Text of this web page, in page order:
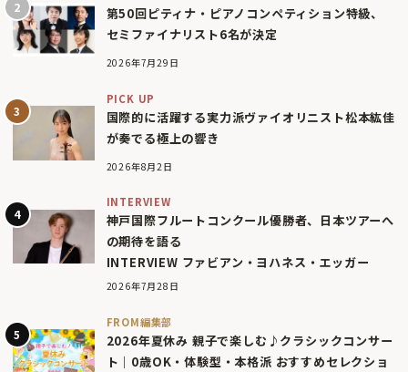
第50回ピティナ・ピアノコンペティション特級、
セミファイナリスト6名が決定
2026年7月29日
PICK UP
国際的に活躍する実力派ヴァイオリニスト松本紘佳
が奏でる極上の響き
2026年8月2日
INTERVIEW
神戸国際フルートコンクール優勝者、日本ツアーへ
の期待を語る
INTERVIEW ファビアン・ヨハネス・エッガー
2026年7月28日
FROM編集部
2026年夏休み 親子で楽しむ♪クラシックコンサー
ト｜0歳OK・体験型・本格派 おすすめセレクショ